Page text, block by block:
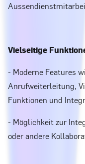
Vielseitige
- Moderne Features
Anrufweiterleitung,
Funktionen und
- Möglichkeit zur
oder andere